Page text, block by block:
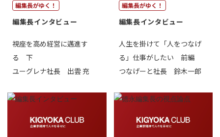
編集長がゆく！
編集長インタビュー
視座を高め経営に邁進す
る 下
ユーグレナ社長 出雲 充
編集長がゆく！
編集長インタビュー
人生を掛けて「人をつなげ
る」仕事がしたい 前編
つなげーと社長 鈴木一郎